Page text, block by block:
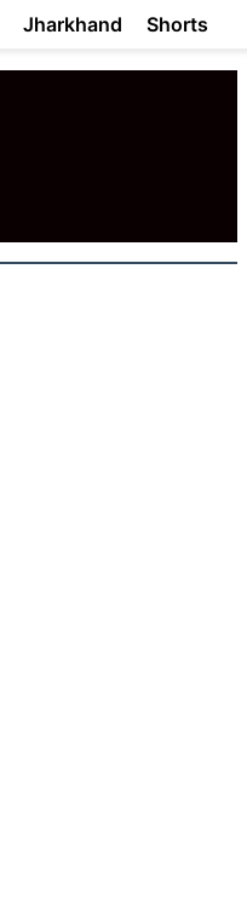
Jharkhand Shorts